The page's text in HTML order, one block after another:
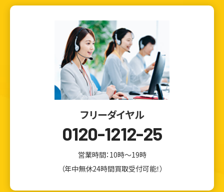
フリーダイヤル
0120-1212-25
営業時間：10時～19時
（年中無休24時間買取受付可能！）